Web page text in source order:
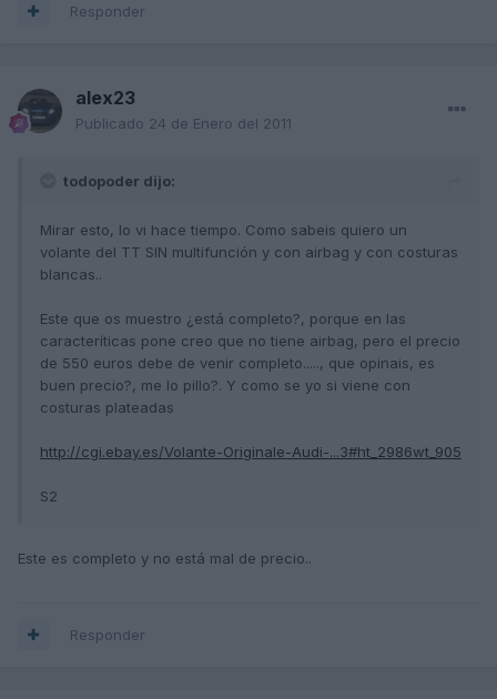
Responder
alex23
Publicado 24 de Enero del 2011
todopoder dijo:
Mirar esto, lo vi hace tiempo. Como sabeis quiero un
volante del TT SIN multifunción y con airbag y con costuras
blancas..
Este que os muestro ¿está completo?, porque en las
caracteríticas pone creo que no tiene airbag, pero el precio
de 550 euros debe de venir completo....., que opinais, es
buen precio?, me lo pillo?. Y como se yo si viene con
costuras plateadas
http://cgi.ebay.es/Volante-Originale-Audi-...3#ht_2986wt_905
S2
Este es completo y no está mal de precio..
Responder